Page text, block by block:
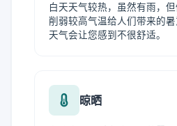
白天天气较热，虽然有雨，
削弱较高气温给人们带来的
天气会让您感到不很舒适。
晾晒